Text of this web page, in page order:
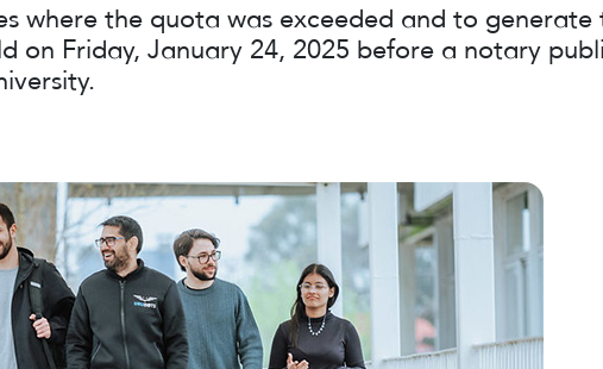
where the quota was exceeded and to generate
on Friday, January 24, 2025 before a notary